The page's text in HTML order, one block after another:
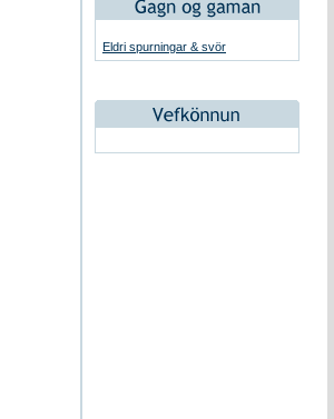
Eldri spurningar & svör